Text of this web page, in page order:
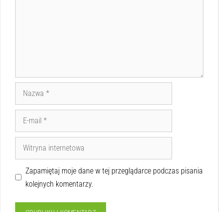
Zapamiętaj moje dane w tej przeglądarce podczas pisania
kolejnych komentarzy.